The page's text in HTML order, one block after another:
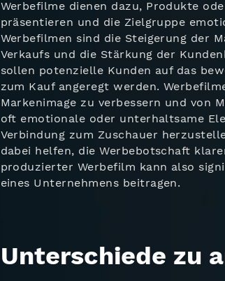
Werbefilme dienen dazu, Produkte
präsentieren und die Zielgruppe
Werbefilmen sind die Steigerung der
Verkaufs und die Stärkung der
sollen potenzielle Kunden auf das
zum Kauf angeregt werden.
Markenimage zu verbessern und von
oft emotionale oder unterhaltsame
Verbindung zum Zuschauer
dabei helfen, die Werbebotschaft
produzierter Werbefilm kann also
eines Unternehmens beitragen.
Unterschiede zu